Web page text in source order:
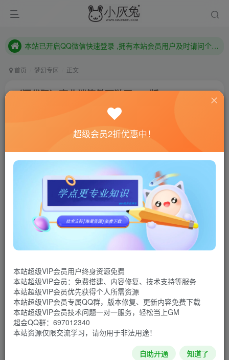
本站已开启QQ微信快速登录 ,拥有本站会员用户及时请问个人中心绑定！
本站已开启QQ微信快速登录 ,拥有本站会员用户及时请问个人中心绑定！
首页 梦幻专区 正文
（源代码）商业端笑傲西游无bug版
联网教程： 内附教程
单机教程： 内附教程
不懂的话联系客服！！！
此端精修，市面上所有玩法都有，武器染
色，宝宝染色，结婚生子，帮战，房子，应
有尽有，门派技能齐全，经脉齐全
[wm_notice]修复更新说明如下：
[/wm_notice]
1.修复渡劫入圣无效的问题
2.现在飞升后等级提升到155,渡劫后175,入圣后200
3.添加加速检测,防止加速器
4.修复战斗自动栏不可关闭的问题
5.修复一些素材问题
6.修复防御修炼超过10之后防御计算出错问题
超级会员2折优惠中！
本站超级VIP会员用户终身资源免费
本站超级VIP会员：免费搭建、内容修复、技术支持等服务
本站超级VIP会员优先获得个人所需资源
本站超级VIP会员专属QQ群，版本修复、更新内容免费下载
本站超级VIP会员技术问题一对一服务，轻松当上GM
超会QQ群：697012340
本站资源仅限交流学习，请勿用于非法用途！
自助开通 知道了